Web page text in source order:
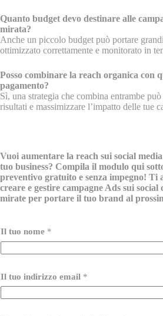
Quanto budget devo destinare alle
mirata?
Anche un piccolo budget può portare
ottimizzato correttamente e monitorato in
Posso combinare la reach organica con
pagamento?
Sì, una strategia che combina entrambe
risultati e massimizzare l’impatto delle tue
Vuoi aumentare la reach sui social
tuo business? Compila il modulo qui
preventivo gratuito e senza impegno! Ti
creare e gestire campagne Ads sui
mirate per portare il tuo brand al
Il tuo nome *
Il tuo indirizzo email *